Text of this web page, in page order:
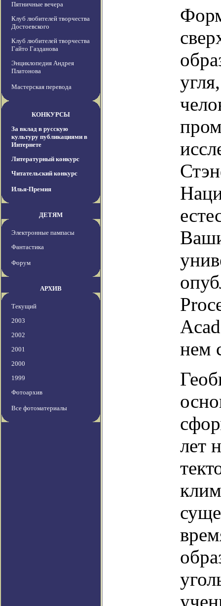
Пятничные вечера
Клуб любителей творчества
Достоевского
Клуб любителей творчества
Гайто Газданова
Энциклопедия Андрея
Платонова
Мастерская перевода
КОНКУРСЫ
За вклад в русскую
культуру публикациями в
Интернете
Литературный конкурс
Читательский конкурс
Илья-Премия
ДЕТЯМ
Электронные пампасы
Фантастика
Форум
АРХИВ
Текущий
2003
2002
2001
2000
1999
Фотоархив
Все фотоматериалы
нем
лет